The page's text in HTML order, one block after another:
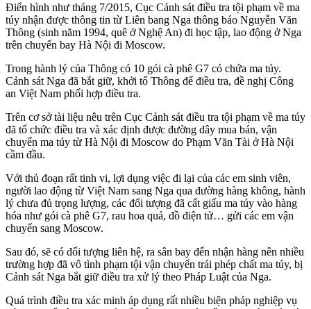
Điển hình như tháng 7/2015, Cục Cảnh sát điều tra tội phạm về m‌a
tú‌y nhận được thông tin từ Liên bang Nga thông báo Nguyễn Văn
Thông (sinh năm 1994, quê ở Nghệ An) đi học tập, lao động ở Nga
trên chuyến bay Hà Nội đi Moscow.
Trong hành lý của Thông có 10 gói cà phê G7 có chứa m‌a tú‌y.
Cảnh sát Nga đã bắt giữ, khởi tố Thông để điều tra, đề nghị Công
an Việt Nam phối hợp điều tra.
Trên cơ sở tài liệu nêu trên Cục Cảnh sát điều tra tội phạm về m‌a tú‌y
đã tổ chức điều tra và xác định được đường dây mua bán, vận
chuyển m‌a tú‌y từ Hà Nội đi Moscow do Phạm Văn Tài ở Hà Nội
cầm đầu.
Với thủ đoạn rất tinh vi, lợi dụng việc đi lại của các em sinh viên,
người lao động từ Việt Nam sang Nga qua đường hàng không, hành
lý chưa đủ trọng lượng, các đối tượng đã cất giấu m‌a tú‌y vào hàng
hóa như gói cà phê G7, rau hoa quả, đồ điện tử… gửi các em vận
chuyển sang Moscow.
Sau đó, sẽ có đối tượng liên hệ, ra sân bay đến nhận hàng nên nhiều
trường hợp đã vô tình phạm tội vận chuyển trái phép chất m‌a tú‌y, bị
Cảnh sát Nga bắt giữ điều tra xử lý theo Pháp Luật của Nga.
Quá trình điều tra xác minh áp dụng rất nhiều biện pháp nghiệp vụ